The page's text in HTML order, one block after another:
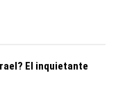
El inquietante